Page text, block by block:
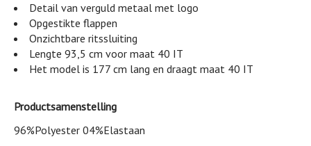
Detail van verguld metaal met logo
Opgestikte flappen
Onzichtbare ritssluiting
Lengte 93,5 cm voor maat 40 IT
Het model is 177 cm lang en draagt maat 40 IT
Productsamenstelling
96%Polyester 04%Elastaan